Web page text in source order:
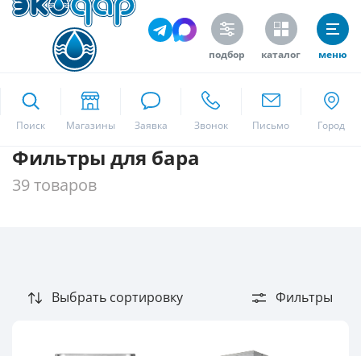
подбор каталог меню
Поиск
Москва
Фильтры для бара
39 товаров
Выбрать сортировку Фильтры
Цена
Waterlogic
по заказу Экодар
Бактерии